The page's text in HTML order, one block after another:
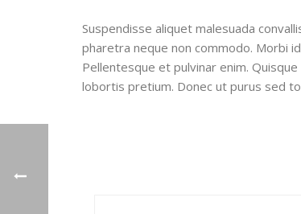
Suspendisse aliquet malesuada
pharetra neque non commodo. Morbi
Pellentesque et pulvinar enim.
lobortis pretium. Donec ut purus sed